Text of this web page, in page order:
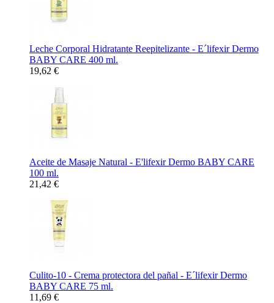
Leche Corporal Hidratante Reepitelizante - E´lifexir Dermo
BABY CARE 400 ml.
19,62 €
Aceite de Masaje Natural - E'lifexir Dermo BABY CARE
100 ml.
21,42 €
Culito-10 - Crema protectora del pañal - E´lifexir Dermo
BABY CARE 75 ml.
11,69 €